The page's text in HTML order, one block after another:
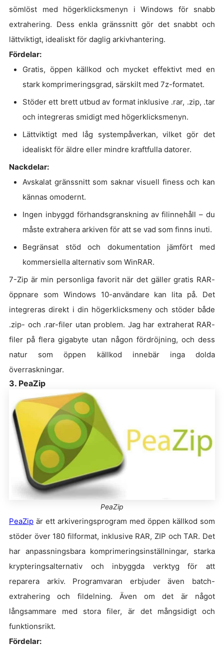
sömlöst med högerklicksmenyn i Windows för snabb
extrahering. Dess enkla gränssnitt gör det snabbt och
lättviktigt, idealiskt för daglig arkivhantering.
Fördelar:
Gratis, öppen källkod och mycket effektivt med en
stark komprimeringsgrad, särskilt med 7z-formatet.
Stöder ett brett utbud av format inklusive .rar, .zip, .tar
och integreras smidigt med högerklicksmenyn.
Lättviktigt med låg systempåverkan, vilket gör det
idealiskt för äldre eller mindre kraftfulla datorer.
Nackdelar:
Avskalat gränssnitt som saknar visuell finess och kan
kännas omodernt.
Ingen inbyggd förhandsgranskning av filinnehåll – du
måste extrahera arkiven för att se vad som finns inuti.
Begränsat stöd och dokumentation jämfört med
kommersiella alternativ som WinRAR.
7-Zip är min personliga favorit när det gäller gratis RAR-
öppnare som Windows 10-användare kan lita på. Det
integreras direkt i din högerklicksmeny och stöder både
.zip- och .rar-filer utan problem. Jag har extraherat RAR-
filer på flera gigabyte utan någon fördröjning, och dess
natur som öppen källkod innebär inga dolda
överraskningar.
3. PeaZip
PeaZip
PeaZip är ett arkiveringsprogram med öppen källkod som
stöder över 180 filformat, inklusive RAR, ZIP och TAR. Det
har anpassningsbara komprimeringsinställningar, starka
krypteringsalternativ och inbyggda verktyg för att
reparera arkiv. Programvaran erbjuder även batch-
extrahering och fildelning. Även om det är något
långsammare med stora filer, är det mångsidigt och
funktionsrikt.
Fördelar: